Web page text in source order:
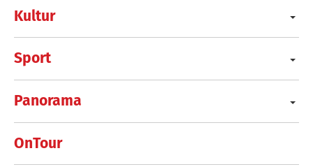
Kultur
Sport
Panorama
OnTour